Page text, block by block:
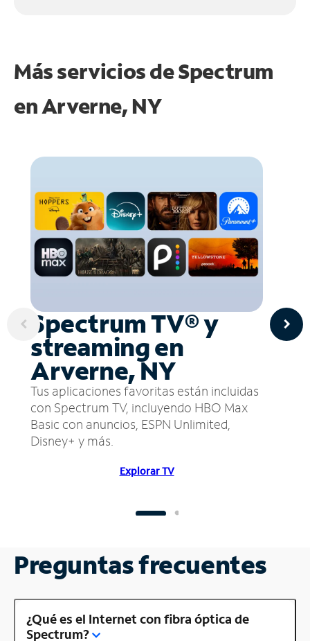
Más servicios de Spectrum
enArverne, NY
Spectrum TV® y
streaming en
Arverne, NY
Tus aplicaciones favoritas están incluidas
con Spectrum TV, incluyendo HBO Max
Basic con anuncios, ESPN Unlimited,
Disney+ y más.
Explorar TV
Preguntas frecuentes
¿Qué es el Internet con fibra óptica de
Spectrum?